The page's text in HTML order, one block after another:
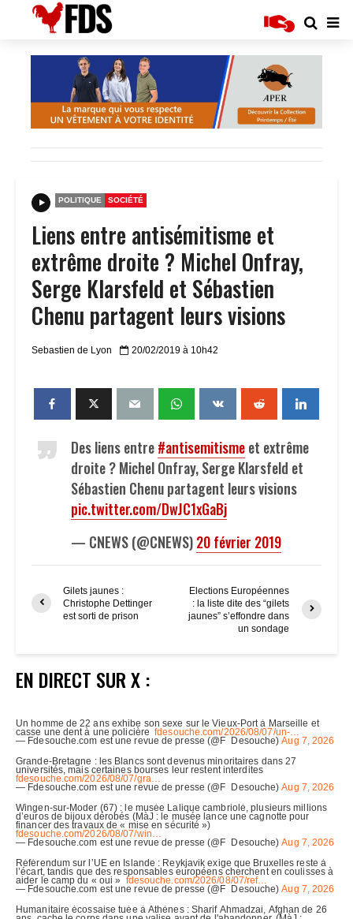
POLITIQUE SOCIÉTÉ
Liens entre antisémitisme et
extrême droite ? Michel Onfray,
Serge Klarsfeld et Sébastien
Chenu partagent leurs visions
Sebastien de Lyon 20/02/2019 à 10h42
Des liens entre#antisemitismeet extrême
droite ? Michel Onfray, Serge Klarsfeld et
Sébastien Chenu partagent leurs visions
pic.twitter.com/DwJC1xGaBj
— CNEWS (@CNEWS)20 février 2019
Gilets jaunes :
Christophe Dettinger
est sorti de prison
Elections Européennes
: la liste dite des “gilets
jaunes” s’effondre dans
un sondage
EN DIRECT SUR X :